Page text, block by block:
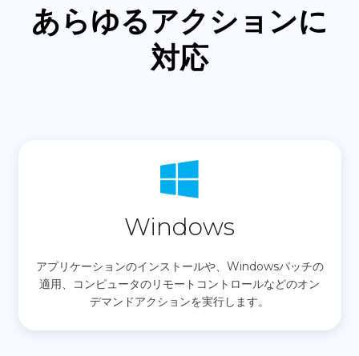
あらゆるアクションに
対応
Windows
アプリケーションのインストールや、Windowsパッチの
適用、コンピュータのリモートコントロールなどのオン
デマンドアクションを実行します。